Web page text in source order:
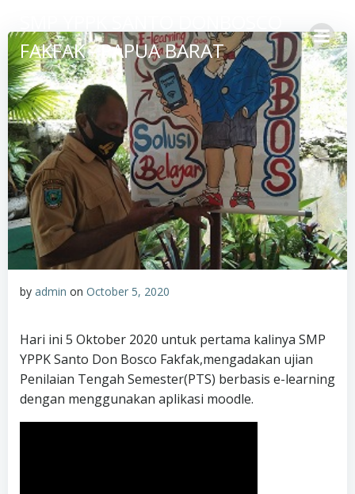
to
content
FAKFAK - PAPUA BARAT
by admin on October 5, 2020
Hari ini 5 Oktober 2020 untuk pertama kalinya SMP
YPPK Santo Don Bosco Fakfak,mengadakan ujian
Penilaian Tengah Semester(PTS) berbasis e-learning
dengan menggunakan aplikasi moodle.